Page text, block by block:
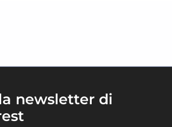
newsletter di